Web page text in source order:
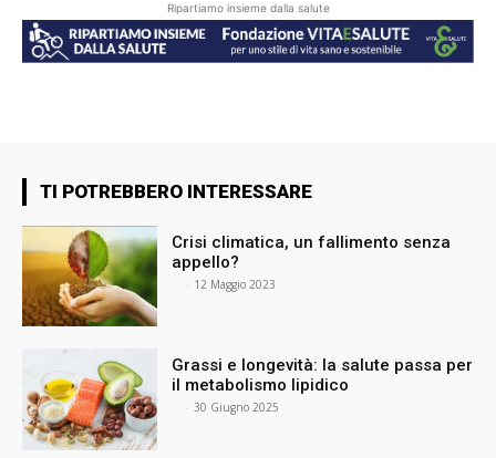
Ripartiamo insieme dalla salute
TI POTREBBERO INTERESSARE
Crisi climatica, un fallimento senza
appello?
- 12 Maggio 2023
Grassi e longevità: la salute passa per
il metabolismo lipidico
- 30 Giugno 2025